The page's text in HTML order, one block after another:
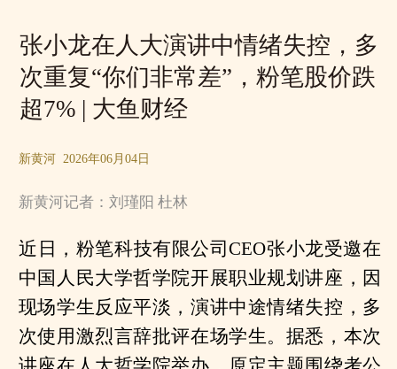
张小龙在人大演讲中情绪失控，多
次重复“你们非常差”，粉笔股价跌
超7% | 大鱼财经
新黄河 2026年06月04日
新黄河记者：刘瑾阳 杜林
近日，粉笔科技有限公司CEO张小龙受邀在
中国人民大学哲学院开展职业规划讲座，因
现场学生反应平淡，演讲中途情绪失控，多
次使用激烈言辞批评在场学生。据悉，本次